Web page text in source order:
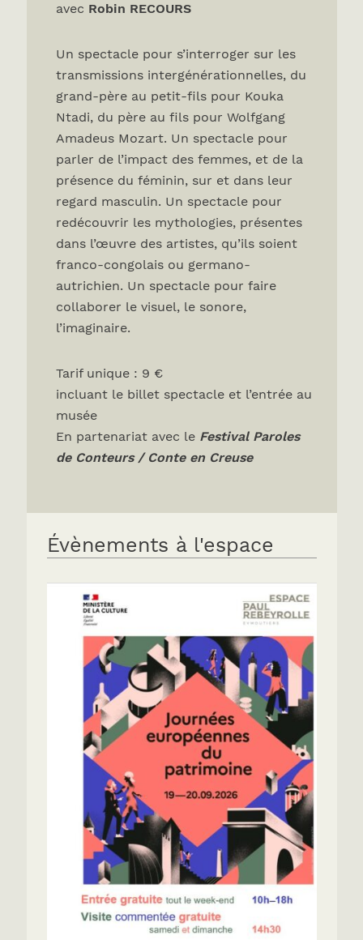
avec Robin RECOURS
Un spectacle pour s’interroger sur les
transmissions intergénérationnelles, du
grand-père au petit-fils pour Kouka
Ntadi, du père au fils pour Wolfgang
Amadeus Mozart. Un spectacle pour
parler de l’impact des femmes, et de la
présence du féminin, sur et dans leur
regard masculin. Un spectacle pour
redécouvrir les mythologies, présentes
dans l’œuvre des artistes, qu’ils soient
franco-congolais ou germano-
autrichien. Un spectacle pour faire
collaborer le visuel, le sonore,
l’imaginaire.
Tarif unique : 9 €
incluant le billet spectacle et l’entrée au
musée
En partenariat avec le Festival Paroles
de Conteurs / Conte en Creuse
Évènements à l'espace